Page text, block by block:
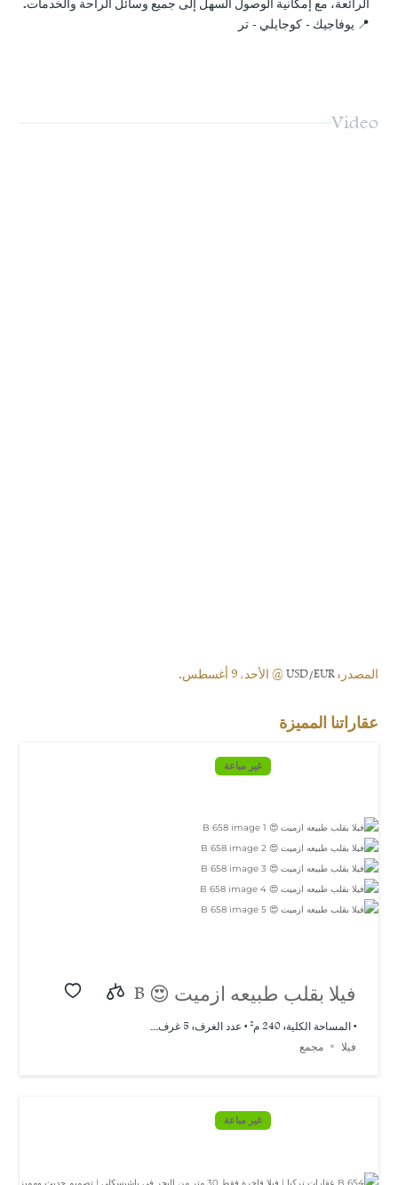
📍 يوفاجيك - كوجايلي - تر
Video
المصدر:USD/EUR@ الأحد, 9 أغسطس.
عقاراتنا المميزة
غير مباعة
فيلا بقلب طبيعه ازميت 😍 B
658
• المساحة الكلية: 240 م² • عدد الغرف: 5 غرف...
فيلا
مجمع
غير مباعة